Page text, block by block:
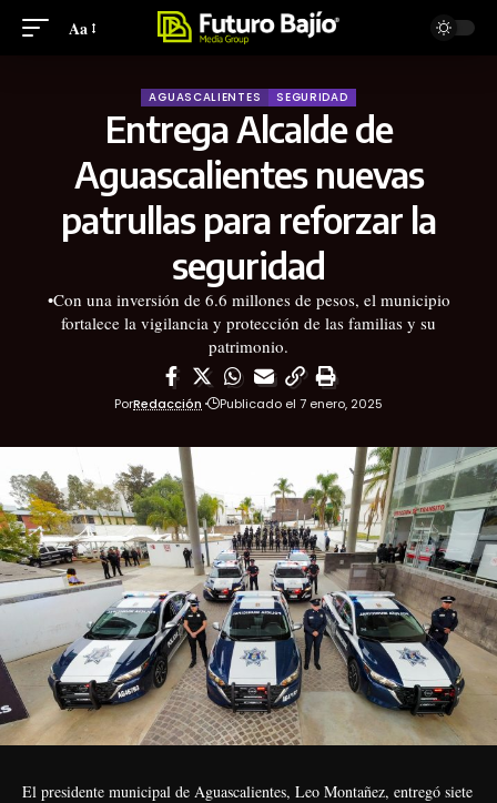
Aa
AGUASCALIENTES SEGURIDAD
Entrega Alcalde de
Aguascalientes nuevas
patrullas para reforzar la
seguridad
•Con una inversión de 6.6 millones de pesos, el municipio
fortalece la vigilancia y protección de las familias y su
patrimonio.
PorRedacción Publicado el 7 enero, 2025
El presidente municipal de Aguascalientes, Leo Montañez, entregó siete